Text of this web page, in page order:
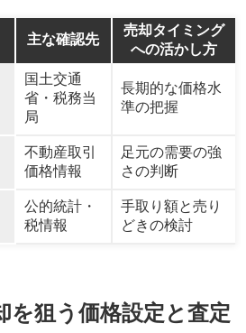
主な確認先
売却タイミング
への活かし方
国土交通
省・税務当
局
長期的な価格水
準の把握
不動産取引
価格情報
足元の需要の強
さの判断
公的統計・
税情報
手取り額と売り
どきの検討
を狙う価格設定と査定